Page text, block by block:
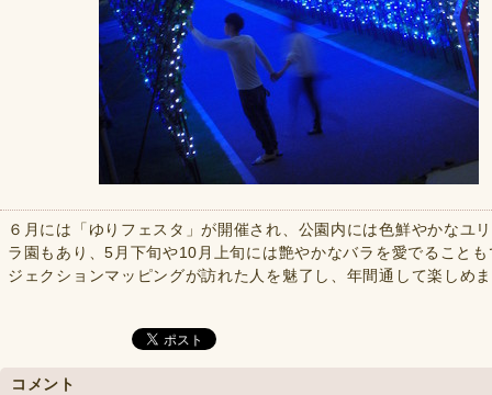
６月には「ゆりフェスタ」が開催され、公園内には色鮮やかなユ
ラ園もあり、5月下旬や10月上旬には艶やかなバラを愛でること
ジェクションマッピングが訪れた人を魅了し、年間通して楽しめ
コメント